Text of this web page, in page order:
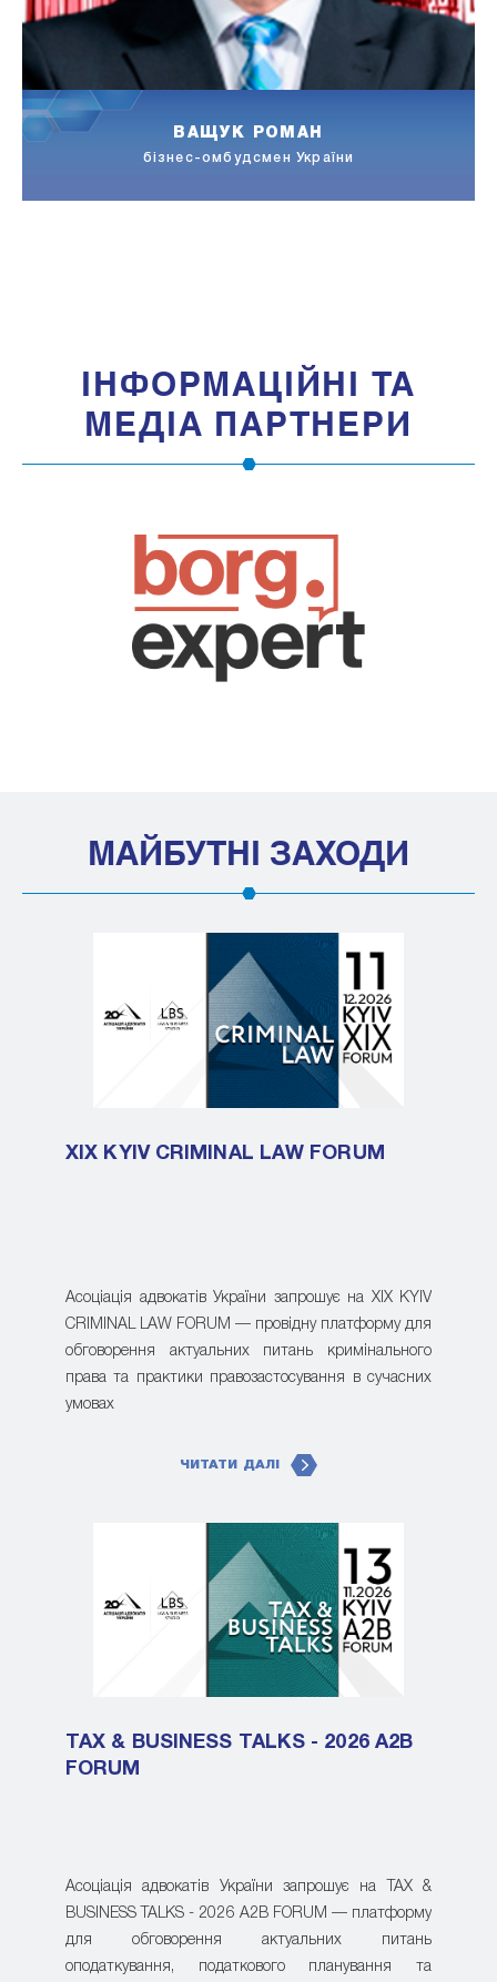
ВАЩУК РОМАН
бізнес-омбудсмен України
IНФОРМАЦIЙНI ТА
МЕДIА ПАРТНЕРИ
МАЙБУТНІ ЗАХОДИ
XIX KYIV CRIMINAL LAW FORUM
Асоціація адвокатів України запрошує на XIX KYIV
CRIMINAL LAW FORUM — провідну платформу для
обговорення актуальних питань кримінального
права та практики правозастосування в сучасних
умовах
ЧИТАТИ ДАЛІ
TAX & BUSINESS TALKS - 2026 A2B
FORUM
Асоціація адвокатів України запрошує на TAX &
BUSINESS TALKS - 2026 A2B FORUM — платформу
для обговорення актуальних питань
оподаткування, податкового планування та